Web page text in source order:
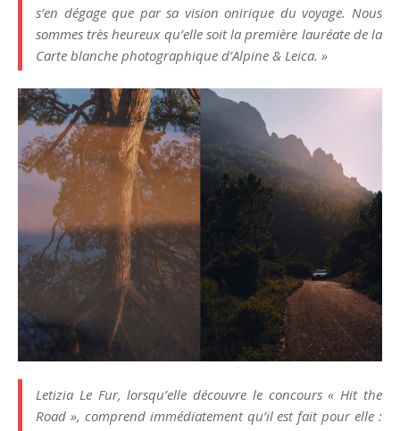
s’en dégage que par sa vision onirique du voyage. Nous
sommes très heureux qu’elle soit la première lauréate de la
Carte blanche photographique d’Alpine & Leica. »
Letizia Le Fur, lorsqu’elle découvre le concours « Hit the
Road », comprend immédiatement qu’il est fait pour elle :